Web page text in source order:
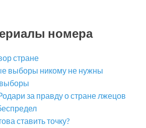
номера
стране
выборы никому не нужны
за правду о стране лжецов
ставить точку?